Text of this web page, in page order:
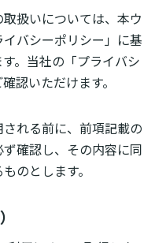
扱いについては、本ウ
バシーポリシー」に基
。当社の「プライバシ
認いただけます。
れる前に、前項記載の
ず確認し、その内容に同
のとします。